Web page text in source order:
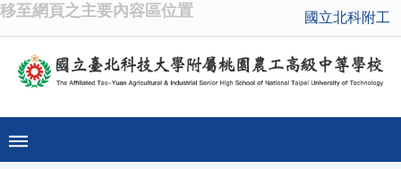
移至網頁之主要內容區位置 國立北科附工